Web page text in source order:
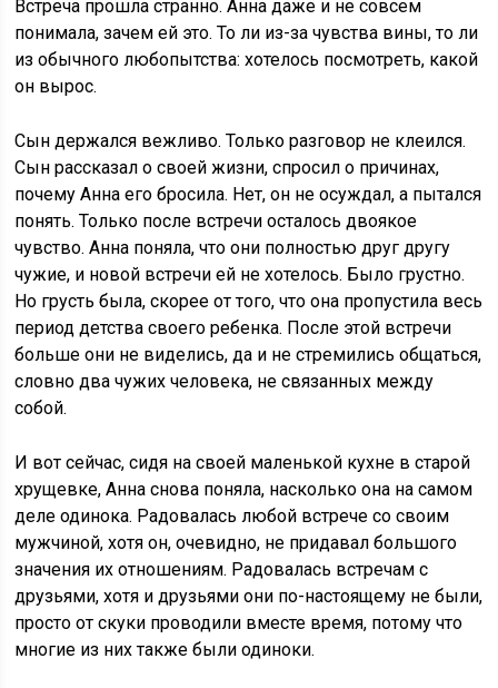
Встреча прошла странно. Анна даже и не совсем
понимала, зачем ей это. То ли из-за чувства вины, то ли
из обычного любопытства: хотелось посмотреть, какой
он вырос.
Сын держался вежливо. Только разговор не клеился.
Сын рассказал о своей жизни, спросил о причинах,
почему Анна его бросила. Нет, он не осуждал, а пытался
понять. Только после встречи осталось двоякое
чувство. Анна поняла, что они полностью друг другу
чужие, и новой встречи ей не хотелось. Было грустно.
Но грусть была, скорее от того, что она пропустила весь
период детства своего ребенка. После этой встречи
больше они не виделись, да и не стремились общаться,
словно два чужих человека, не связанных между
собой.
И вот сейчас, сидя на своей маленькой кухне в старой
хрущевке, Анна снова поняла, насколько она на самом
деле одинока. Радовалась любой встрече со своим
мужчиной, хотя он, очевидно, не придавал большого
значения их отношениям. Радовалась встречам с
друзьями, хотя и друзьями они по-настоящему не были,
просто от скуки проводили вместе время, потому что
многие из них также были одиноки.